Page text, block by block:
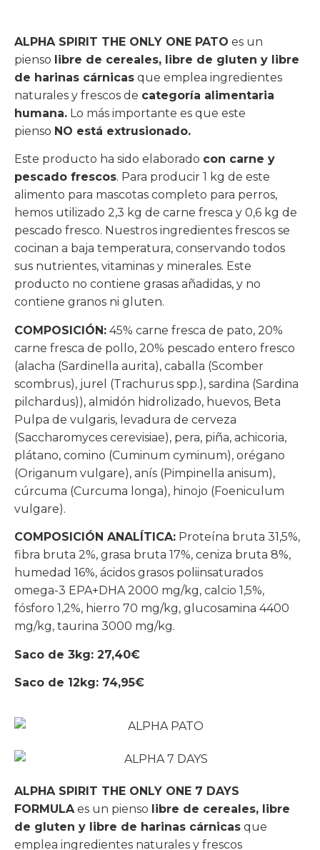
ALPHA SPIRIT THE ONLY ONE PATO es un
pienso libre de cereales, libre de gluten y libre
de harinas cárnicas que emplea ingredientes
naturales y frescos de categoría alimentaria
humana. Lo más importante es que este
pienso NO está extrusionado.
Este producto ha sido elaborado con carne y
pescado frescos. Para producir 1 kg de este
alimento para mascotas completo para perros,
hemos utilizado 2,3 kg de carne fresca y 0,6 kg de
pescado fresco. Nuestros ingredientes frescos se
cocinan a baja temperatura, conservando todos
sus nutrientes, vitaminas y minerales. Este
producto no contiene grasas añadidas, y no
contiene granos ni gluten.
COMPOSICIÓN: 45% carne fresca de pato, 20%
carne fresca de pollo, 20% pescado entero fresco
(alacha (Sardinella aurita), caballa (Scomber
scombrus), jurel (Trachurus spp.), sardina (Sardina
pilchardus)), almidón hidrolizado, huevos, Beta
Pulpa de vulgaris, levadura de cerveza
(Saccharomyces cerevisiae), pera, piña, achicoria,
plátano, comino (Cuminum cyminum), orégano
(Origanum vulgare), anís (Pimpinella anisum),
cúrcuma (Curcuma longa), hinojo (Foeniculum
vulgare).
COMPOSICIÓN ANALÍTICA: Proteína bruta 31,5%,
fibra bruta 2%, grasa bruta 17%, ceniza bruta 8%,
humedad 16%, ácidos grasos poliinsaturados
omega-3 EPA+DHA 2000 mg/kg, calcio 1,5%,
fósforo 1,2%, hierro 70 mg/kg, glucosamina 4400
mg/kg, taurina 3000 mg/kg.
Saco de 3kg: 27,40€
Saco de 12kg: 74,95€
ALPHA SPIRIT THE ONLY ONE 7 DAYS
FORMULAes un pienso libre de cereales, libre
de gluten y libre de harinas cárnicas que
emplea ingredientes naturales y frescos